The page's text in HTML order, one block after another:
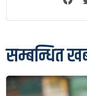
सम्बन्धित